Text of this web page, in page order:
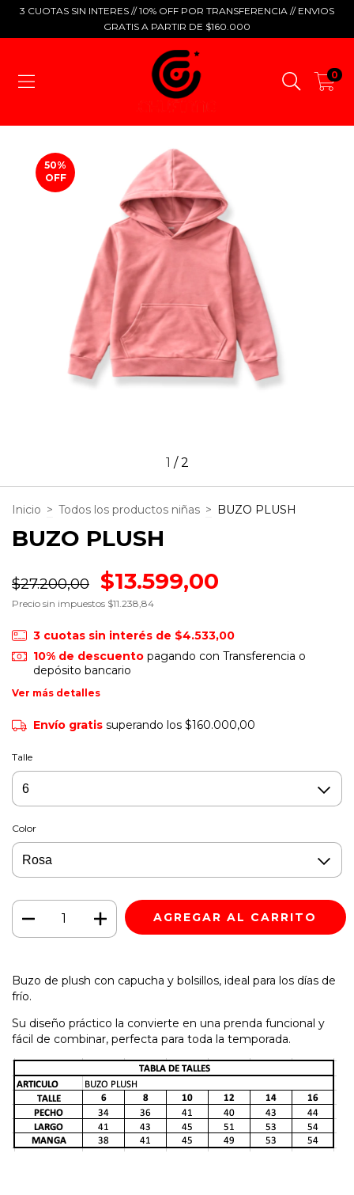
3 CUOTAS SIN INTERES // 10% OFF POR TRANSFERENCIA // ENVIOS
GRATIS A PARTIR DE $160.000
0
50%
OFF
1 /2
Inicio > Todos los productos niñas > BUZO PLUSH
BUZO PLUSH
$27.200,00 $13.599,00
Precio sin impuestos $11.238,84
3 cuotas sin interés de $4.533,00
10% de descuentopagando con Transferencia o
depósito bancario
Ver más detalles
Envío gratis superando los $160.000,00
Talle
Color
Buzo de plush con capucha y bolsillos, ideal para los días de
frío.
Su diseño práctico la convierte en una prenda funcional y
fácil de combinar, perfecta para toda la temporada.